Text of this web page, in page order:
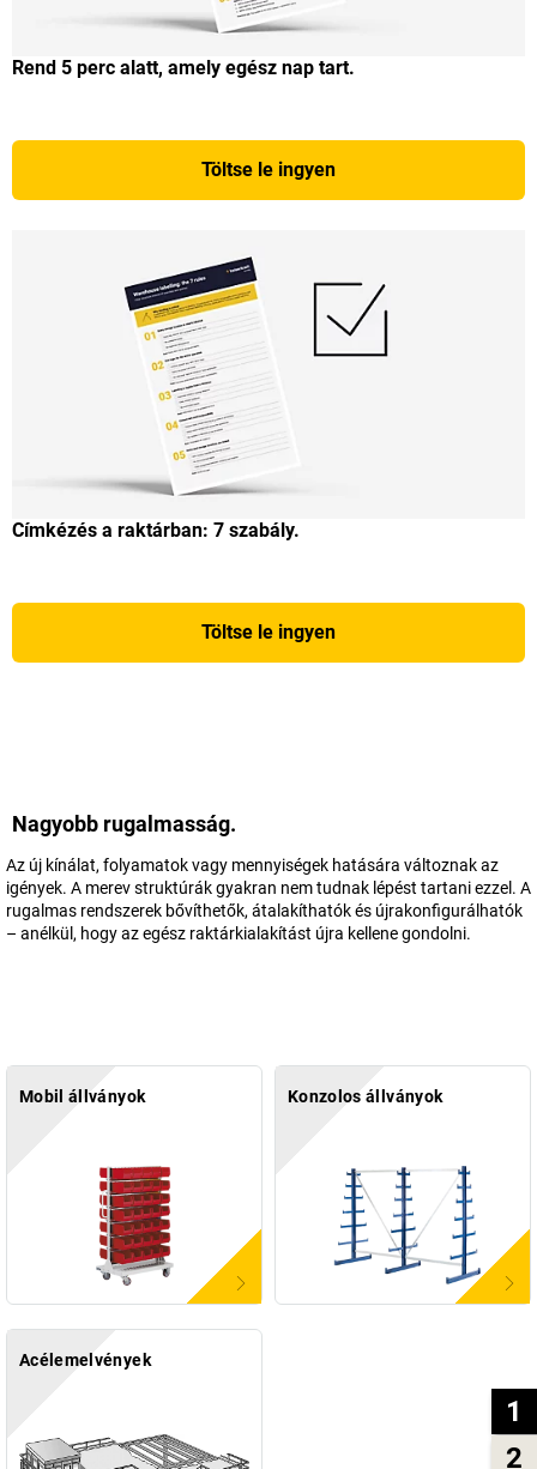
1
2
Rend 5 perc alatt, amely egész nap tart.
Töltse le ingyen
Címkézés a raktárban: 7 szabály.
Töltse le ingyen
Nagyobb rugalmasság.
Az új kínálat, folyamatok vagy mennyiségek hatására változnak az
igények. A merev struktúrák gyakran nem tudnak lépést tartani ezzel. A
rugalmas rendszerek bővíthetők, átalakíthatók és újrakonfigurálhatók
– anélkül, hogy az egész raktárkialakítást újra kellene gondolni.
Mobil állványok Konzolos állványok
Acélemelvények